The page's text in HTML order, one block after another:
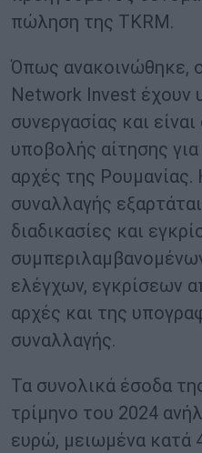
πώληση της TKRM.
Όπως ανακοινώθηκε,
Network Invest έχουν
συνεργασίας και
υποβολής αίτησης
αρχές της
συναλλαγής
διαδικασίες και
ελέγχων, εγκρίσεων
αρχές και της
συναλλαγής.
Τα συνολικά έσοδα
τρίμηνο του 2024
ευρώ, μειωμένα κατά